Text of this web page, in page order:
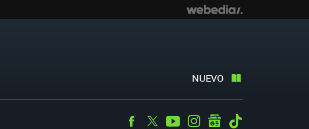
NUEVO
Facebook
TwitterYoutubeInstagramgooglenews